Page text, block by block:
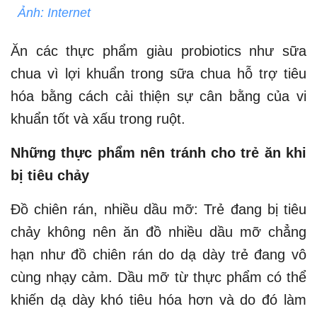
Ảnh: Internet
Ăn các thực phẩm giàu probiotics như sữa
chua vì lợi khuẩn trong sữa chua hỗ trợ tiêu
hóa bằng cách cải thiện sự cân bằng của vi
khuẩn tốt và xấu trong ruột.
Những thực phẩm nên tránh cho trẻ ăn khi
bị tiêu chảy
Đồ chiên rán, nhiều dầu mỡ: Trẻ đang bị tiêu
chảy không nên ăn đồ nhiều dầu mỡ chẳng
hạn như đồ chiên rán do dạ dày trẻ đang vô
cùng nhạy cảm. Dầu mỡ từ thực phẩm có thể
khiến dạ dày khó tiêu hóa hơn và do đó làm